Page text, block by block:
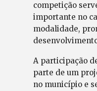
competição
importante no
modalidade,
A participação
parte de um
no município e